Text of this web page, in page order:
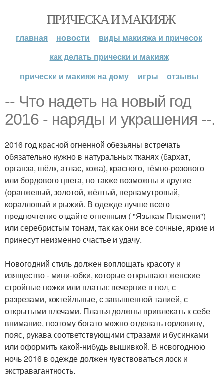
ПРИЧЕСКА И МАКИЯЖ
главная новости
виды макияжа и причесок
как делать прически и макияж
прически и макияж на дому
игры отзывы
-- Что надеть на новый год
2016 - наряды и украшения --.
2016 год красной огненной обезьяны встречать
обязательно нужно в натуральных тканях (бархат,
органза, шёлк, атлас, кожа), красного, тёмно-розового
или бордового цвета, но также возможны и другие
(оранжевый, золотой, жёлтый, перламутровый,
коралловый и рыжий. В одежде лучше всего
предпочтение отдайте огненным ( "Языкам Пламени")
или серебристым тонам, так как они все сочные, яркие и
принесут неизменно счастье и удачу.
Новогодний стиль должен воплощать красоту и
изящество - мини-юбки, которые открывают женские
стройные ножки или платья: вечерние в пол, с
разрезами, коктейльные, с завышенной талией, с
открытыми плечами. Платья должны привлекать к себе
внимание, поэтому богато можно отделать горловину,
пояс, рукава соответствующими стразами и бусинками
или оформить какой-нибудь вышивкой. В новогоднюю
ночь 2016 в одежде должен чувствоваться лоск и
экстравагантность.